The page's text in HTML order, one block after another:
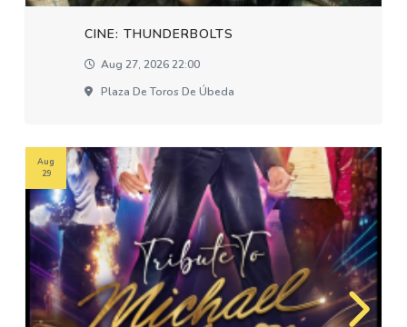
CINE: THUNDERBOLTS
Aug 27, 2026 22:00
Plaza De Toros De Úbeda
Aug
29